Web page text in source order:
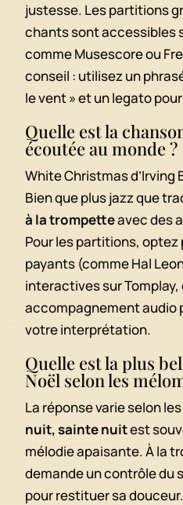
justesse. Les partitions
chants sont accessibles
comme Musescore ou
conseil : utilisez un
le vent » et un legato
Quelle est la
écoutée au monde ?
White Christmas
Bien que plus jazz que
à la trompetteavec des
Pour les partitions, optez
payants (comme Hal
interactives sur
accompagnement audio
votre interprétation.
Quelle est la plus
Noël selon les
La réponse varie selon
nuit, sainte nuitest
mélodie apaisante. À la
demande un contrôle du
pour restituer sa